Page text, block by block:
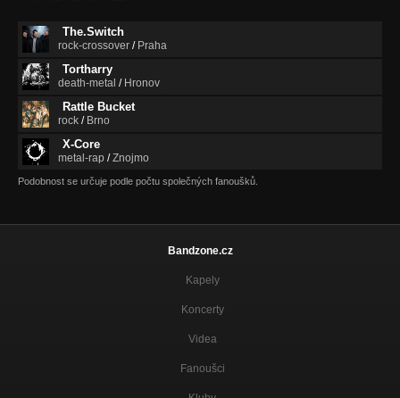
The.Switch
rock-crossover / Praha
Tortharry
death-metal / Hronov
Rattle Bucket
rock / Brno
X-Core
metal-rap /Znojmo
Podobnost se určuje podle počtu společných fanoušků.
Bandzone.cz
Kapely
Koncerty
Videa
Fanoušci